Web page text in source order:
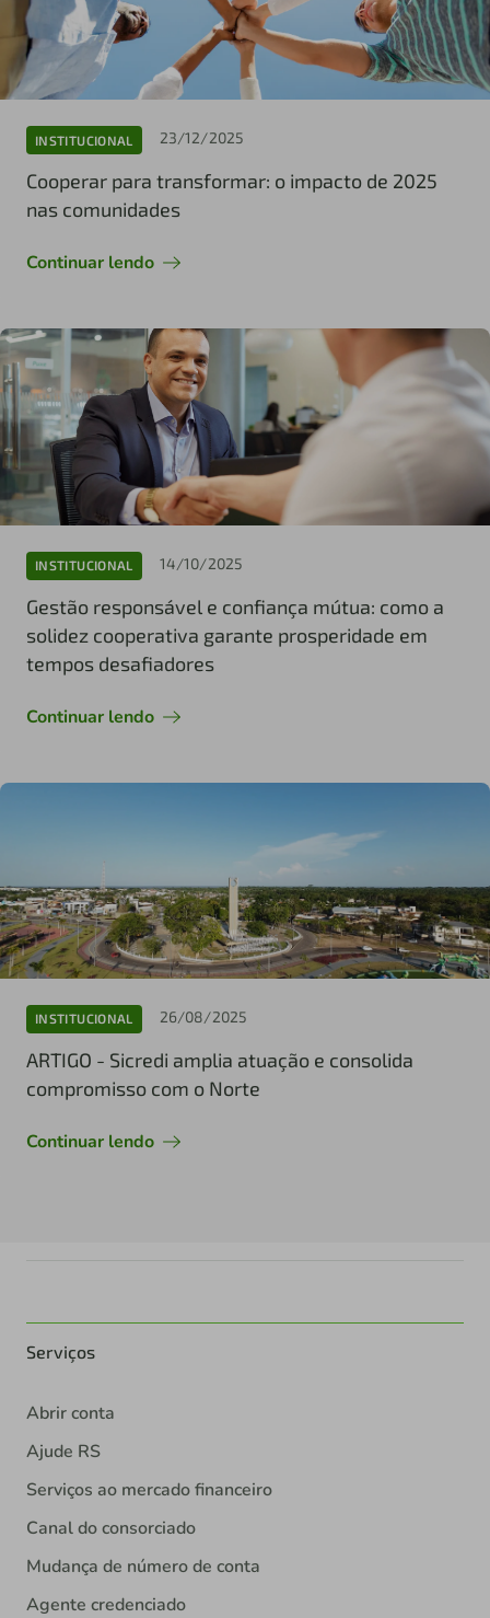
INSTITUCIONAL 23/12/2025
Cooperar para transformar: o impacto de 2025
nas comunidades
Continuar lendo
INSTITUCIONAL 14/10/2025
Gestão responsável e confiança mútua: como a
solidez cooperativa garante prosperidade em
tempos desafiadores
Continuar lendo
INSTITUCIONAL 26/08/2025
ARTIGO - Sicredi amplia atuação e consolida
compromisso com o Norte
Continuar lendo
Serviços
Abrir conta
Ajude RS
Serviços ao mercado financeiro
Canal do consorciado
Mudança de número de conta
Agente credenciado